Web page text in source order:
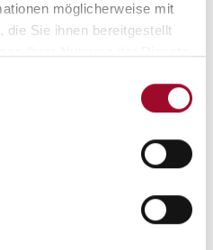
möglicherweise mit
die Sie ihnen bereitgestellt